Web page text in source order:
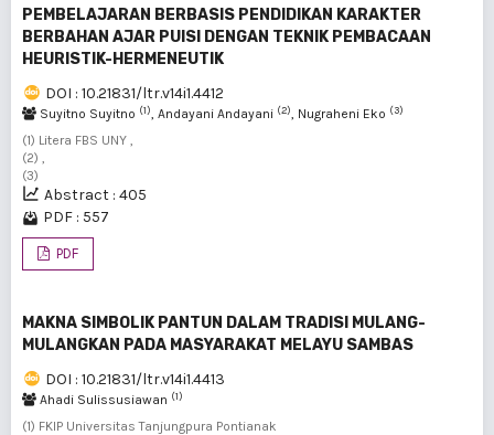
PEMBELAJARAN BERBASIS PENDIDIKAN KARAKTER
BERBAHAN AJAR PUISI DENGAN TEKNIK PEMBACAAN
HEURISTIK-HERMENEUTIK
DOI : 10.21831/ltr.v14i1.4412
Suyitno Suyitno (1), Andayani Andayani (2), Nugraheni Eko (3)
(1) Litera FBS UNY ,
(2) ,
(3)
Abstract : 405
PDF : 557
PDF
MAKNA SIMBOLIK PANTUN DALAM TRADISI MULANG-
MULANGKAN PADA MASYARAKAT MELAYU SAMBAS
DOI : 10.21831/ltr.v14i1.4413
Ahadi Sulissusiawan (1)
(1) FKIP Universitas Tanjungpura Pontianak